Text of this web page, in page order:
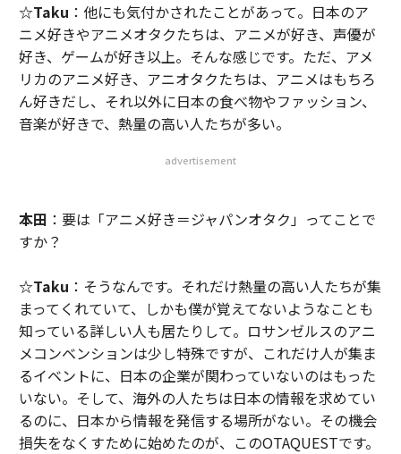
☆Taku ：他にも気付かされたことがあって。日本のア
ニメ好きやアニメオタクたちは、アニメが好き、声優が
好き、ゲームが好き以上。そんな感じです。ただ、アメ
リカのアニメ好き、アニオタクたちは、アニメはもちろ
ん好きだし、それ以外に日本の食べ物やファッション、
音楽が好きで、熱量の高い人たちが多い。
advertisement
本田 ：要は「アニメ好き＝ジャパンオタク」ってことで
すか？
☆Taku ：そうなんです。それだけ熱量の高い人たちが集
まってくれていて、しかも僕が覚えてないようなことも
知っている詳しい人も居たりして。ロサンゼルスのアニ
メコンベンションは少し特殊ですが、これだけ人が集ま
るイベントに、日本の企業が関わっていないのはもった
いない。そして、海外の人たちは日本の情報を求めてい
るのに、日本から情報を発信する場所がない。その機会
損失をなくすために始めたのが、このOTAQUESTです。